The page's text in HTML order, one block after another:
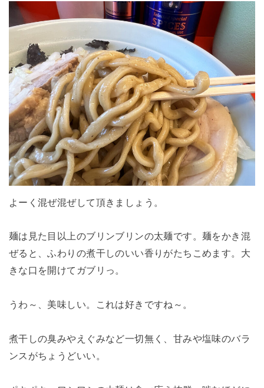
よーく混ぜ混ぜして頂きましょう。
麺は見た目以上のブリンブリンの太麺です。麺をかき混
ぜると、ふわりの煮干しのいい香りがたちこめます。大
きな口を開けてガブリっ。
うわ～、美味しい。これは好きですね～。
煮干しの臭みやえぐみなど一切無く、甘みや塩味のバラ
ンスがちょうどいい。